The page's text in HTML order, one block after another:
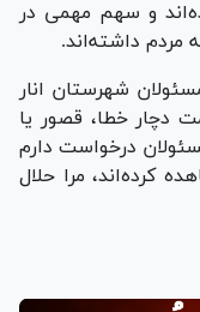
و سهم مهمی در
داشته‌اند.
شهرستان انار
خطا، قصور یا
درخواست دارم
کرده‌اند، مرا حلال